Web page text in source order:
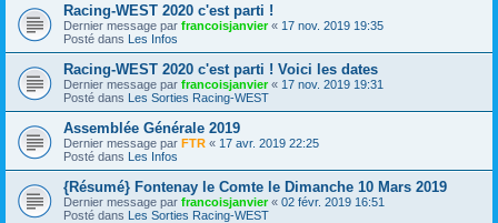
Racing-WEST 2020 c'est parti !
Dernier message par francoisjanvier« 17 nov. 2019 19:35
Posté dans Les Infos
Racing-WEST 2020 c'est parti ! Voici les dates
Dernier message par francoisjanvier« 17 nov. 2019 19:31
Posté dans Les Sorties Racing-WEST
Assemblée Générale 2019
Dernier message par FTR « 17 avr. 2019 22:25
Posté dans Les Infos
{Résumé} Fontenay le Comte le Dimanche 10 Mars 2019
Dernier message par francoisjanvier« 02 févr. 2019 16:51
Posté dans Les Sorties Racing-WEST